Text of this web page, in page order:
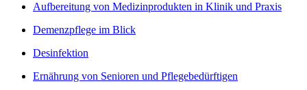
Aufbereitung von Medizinprodukten in Klinik und Praxis
Demenzpflege im Blick
Desinfektion
Ernährung von Senioren und Pflegebedürftigen